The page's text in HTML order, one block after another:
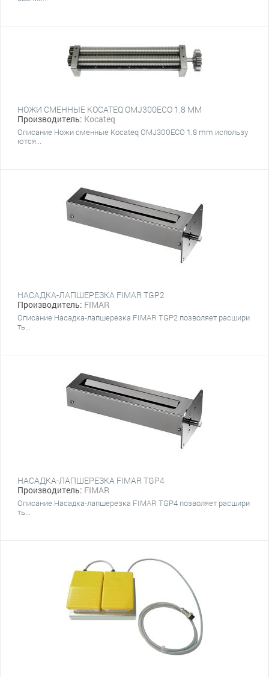
НОЖИ СМЕННЫЕ KOCATEQ OMJ300ECO 1.8 MM
Производитель: Kocateq
Описание Ножи сменные Kocateq OMJ300ECO 1.8 mm использу
ются...
НАСАДКА-ЛАПШЕРЕЗКА FIMAR TGP2
Производитель: FIMAR
Описание Насадка-лапшерезка FIMAR TGP2 позволяет расшири
ть...
НАСАДКА-ЛАПШЕРЕЗКА FIMAR TGP4
Производитель: FIMAR
Описание Насадка-лапшерезка FIMAR TGP4 позволяет расшири
ть...